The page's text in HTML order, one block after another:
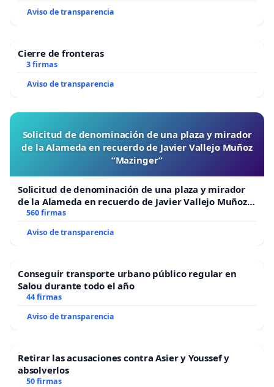
Aviso de transparencia
Cierre de fronteras
3 firmas
Aviso de transparencia
Solicitud de denominación de una plaza y mirador
de la Alameda en recuerdo de Javier Vallejo Muñoz
“Mazinger”
Solicitud de denominación de una plaza y mirador
de la Alameda en recuerdo de Javier Vallejo Muñoz
“Mazinger”
560 firmas
Aviso de transparencia
Conseguir transporte urbano público regular en
Salou durante todo el año
44 firmas
Aviso de transparencia
Retirar las acusaciones contra Asier y Youssef y
absolverlos
50 firmas